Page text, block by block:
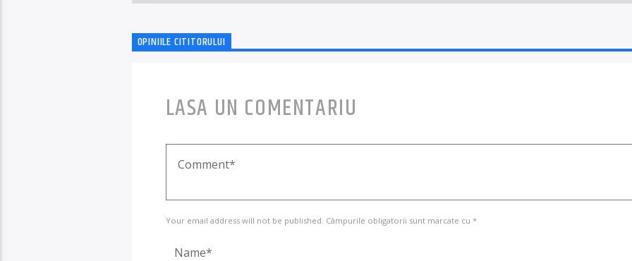
OPINIILE CITITORULUI
LASA UN COMENTARIU
Your email address will not be published. Câmpurile obligatorii sunt marcate cu *